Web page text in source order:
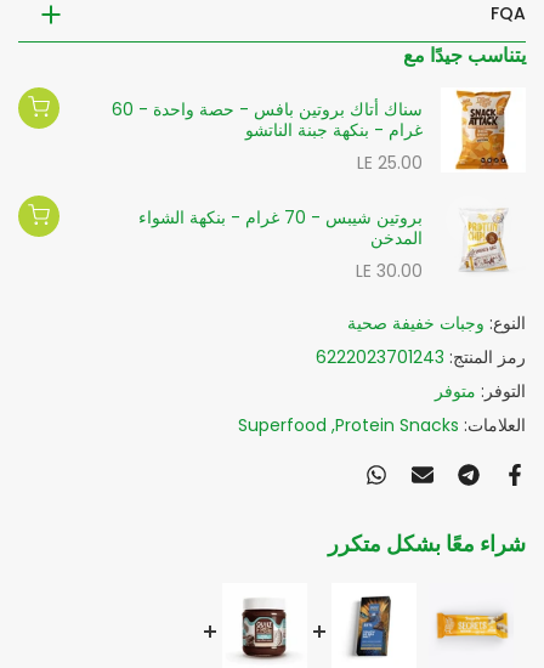
FQA
يتناسب جيدًا مع
سناك أتاك بروتين بافس - حصة واحدة - 60
غرام - بنكهة جبنة الناتشو
LE 25.00
بروتين شيبس - 70 غرام - بنكهة الشواء
المدخن
LE 30.00
النوع: وجبات خفيفة صحية
رمز المنتج: 6222023701243
التوفر: متوفر
العلامات: Protein Snacks
Superfood
شراء معًا بشكل متكرر